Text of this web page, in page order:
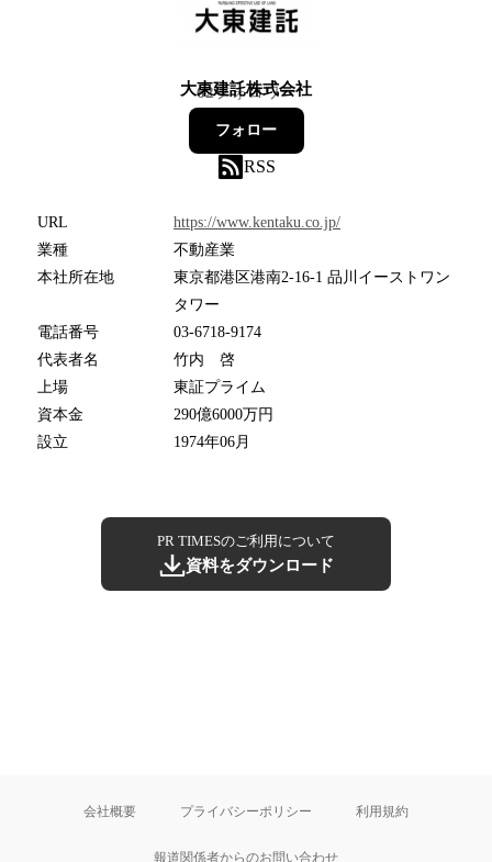
大東建託株式会社
62フォロワー
フォロー
RSS
URL
https://www.kentaku.co.jp/
業種
不動産業
本社所在地
東京都港区港南2-16-1 品川イーストワン
タワー
電話番号
03-6718-9174
代表者名
竹内 啓
上場
東証プライム
資本金
290億6000万円
設立
1974年06月
PR TIMESのご利用について
資料をダウンロード
会社概要 プライバシーポリシー 利用規約
報道関係者からのお問い合わせ